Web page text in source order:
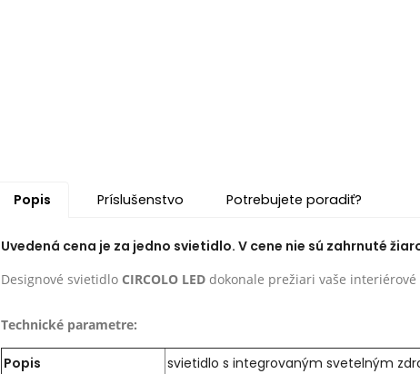
Popis Príslušenstvo Potrebujete poradiť?
Uvedená cena je za jedno svietidlo. V cene nie sú zahrnuté
Designové svietidlo CIRCOLO LEDdokonale prežiari vaše
Technické parametre:
Popis
svietidlo s integrovaným svetelným